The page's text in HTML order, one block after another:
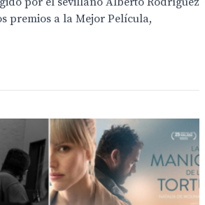
premios a la Mejor Película,